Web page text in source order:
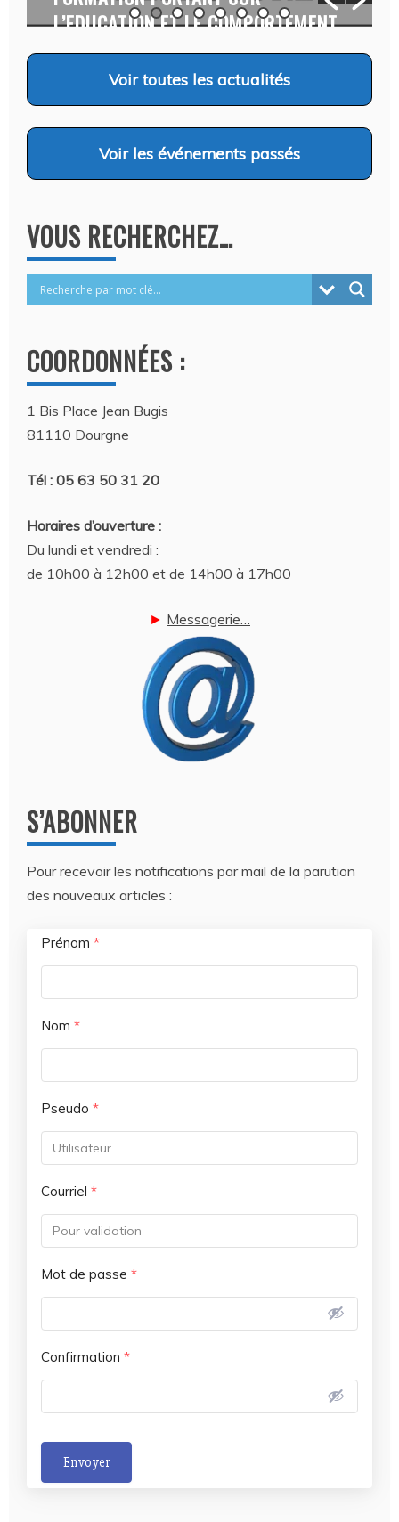
L’EDUCATION ET LE COMPORTEMENT
CANINS…
Auteur Christel DAUZAT/ 6 août 2026
Voirtoutes les actualités
Voir les événements passés
VOUS RECHERCHEZ…
COORDONNÉES :
1 Bis Place Jean Bugis
81110 Dourgne
Tél : 05 63 50 31 20
Horaires d’ouverture :
Du lundi et vendredi :
de 10h00 à 12h00 et de 14h00 à 17h00
► Messagerie…
S’ABONNER
Pour recevoir les notifications par mail de la parution
des nouveaux articles :
Prénom *
Nom *
Pseudo *
Courriel *
Mot de passe *
Confirmation *
Envoyer